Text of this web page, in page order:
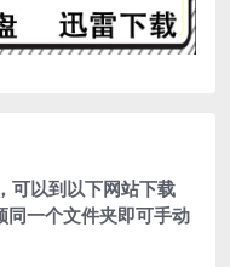
可以到以下网站下载
同一个文件夹即可手动